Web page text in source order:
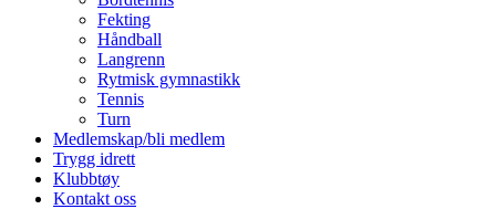
Fekting
Håndball
Langrenn
Rytmisk gymnastikk
Tennis
Turn
Medlemskap/bli medlem
Trygg idrett
Klubbtøy
Kontakt oss